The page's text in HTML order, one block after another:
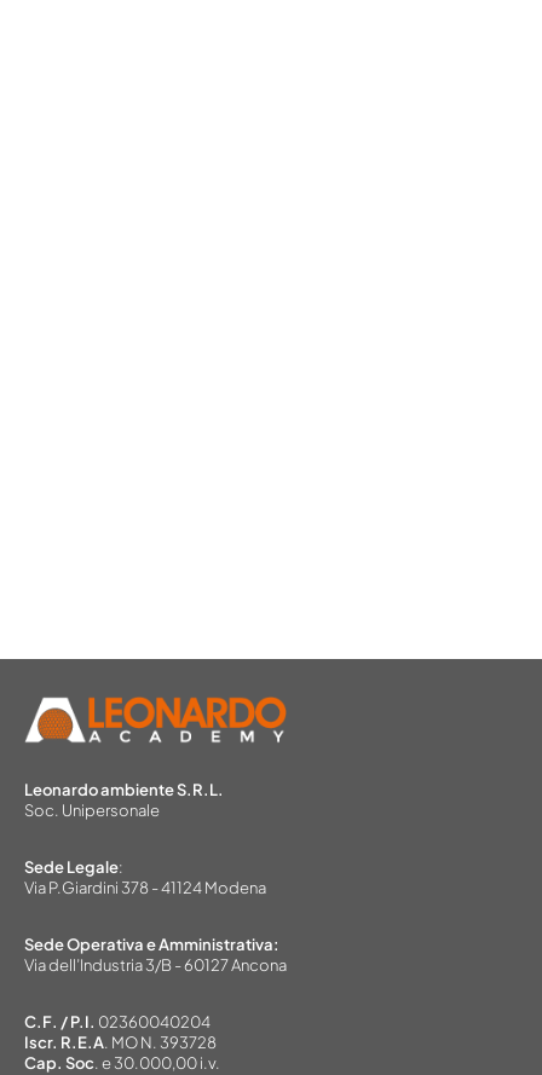
Leonardo ambiente S.R.L.
Soc. Unipersonale
Sede Legale:
Via P.Giardini 378 - 41124 Modena
Sede Operativa e Amministrativa:
Via dell’Industria 3/B - 60127 Ancona
C.F. / P.I. 02360040204
Iscr. R.E.A. MO N. 393728
Cap. Soc. e 30.000,00 i.v.